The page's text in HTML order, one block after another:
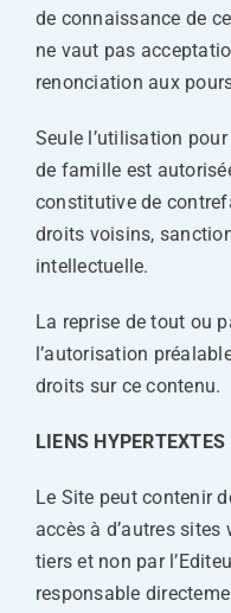
de connaissance de
ne vaut pas
renonciation aux
Seule l’utilisation
de famille est
constitutive de
droits voisins,
intellectuelle.
La reprise de tout ou
l’autorisation
droits sur ce contenu.
LIENS HYPERTEXTES
Le Site peut contenir
accès à d’autres
tiers et non par
responsable